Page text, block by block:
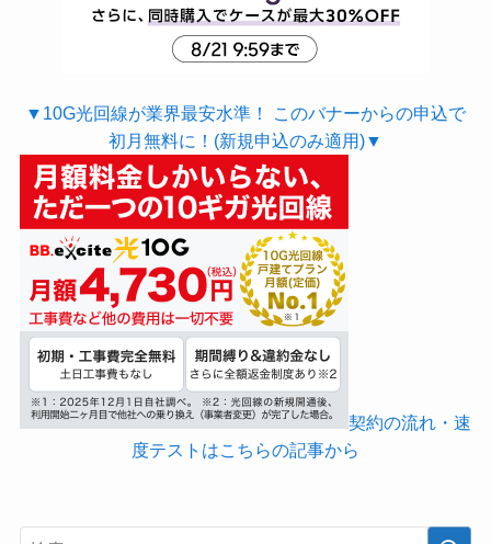
▼10G光回線が業界最安水準！ このバナーからの申込で
初月無料に！(新規申込のみ適用)▼
契約の流れ・速
度テストはこちらの記事から